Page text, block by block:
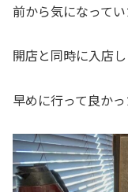
前から気になってい
開店と同時に入店
早めに行って良かっ